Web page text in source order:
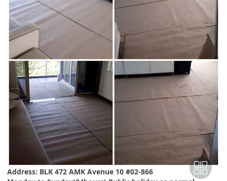
Address: BLK 472 AMK Avenue 10 #02-866